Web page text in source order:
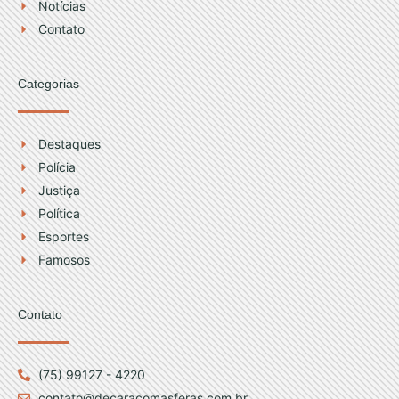
m
Notícias
Contato
Categorias
Destaques
Polícia
Justiça
Política
Esportes
Famosos
Contato
(75) 99127 - 4220